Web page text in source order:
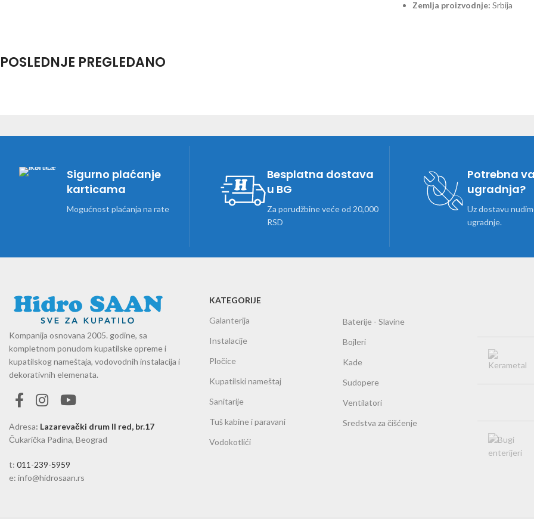
Zemlja proizvodnje: Srbija
POSLEDNJE PREGLEDANO
Sigurno plaćanje
karticama
Mogućnost plaćanja na rate
Besplatna dostava
u BG
Za porudžbine veće od 20,000
RSD
Potrebna
ugradnja?
Uz dostavu
ugradnje.
Kompanija osnovana 2005. godine, sa
kompletnom ponudom kupatilske opreme i
kupatilskog nameštaja, vodovodnih instalacija i
dekorativnih elemenata.
Adresa: Lazarevački drum II red, br.17
Čukarička Padina, Beograd
t: 011-239-5959
e: info@hidrosaan.rs
KATEGORIJE
Galanterija
Instalacije
Pločice
Kupatilski nameštaj
Sanitarije
Tuš kabine i paravani
Vodokotlići
Baterije - Slavine
Bojleri
Kade
Sudopere
Ventilatori
Sredstva za čišćenje